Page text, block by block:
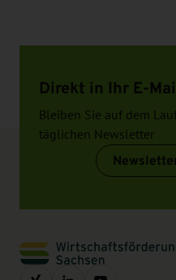
Direkt in Ihr E-
Bleiben Sie auf dem
täglichen Newsletter